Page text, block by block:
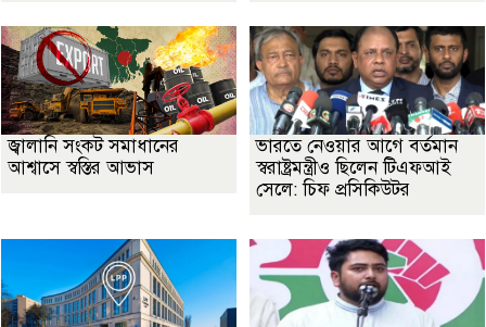
জ্বালানি সংকট সমাধানের
আশ্বাসে স্বস্তির আভাস
ভারতে নেওয়ার আগে বর্তমান
স্বরাষ্ট্রমন্ত্রীও ছিলেন টিএফআই
সেলে: চিফ প্রসিকিউটর